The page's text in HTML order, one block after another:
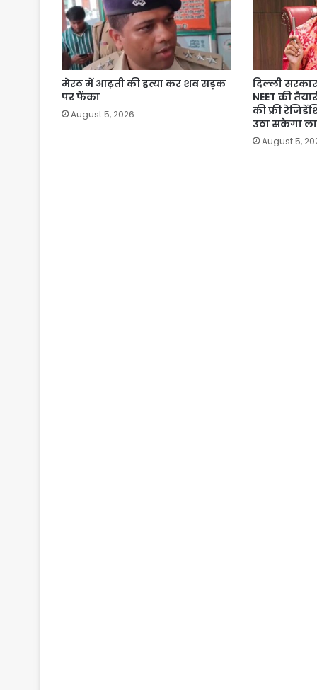
मेरठ में आढ़ती की हत्या कर शव सड़क
पर फेंका
August 5, 2026
दिल्ली
NEET की
की फ्री
उठा सकेगा
August 5,